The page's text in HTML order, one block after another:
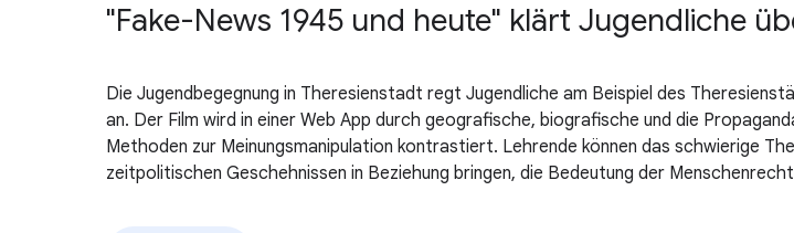
"Fake-News 1945 und heute" klärt Jugendliche
Die Jugendbegegnung in Theresienstadt regt Jugendliche am Beispiel des
an. Der Film wird in einer Web App durch geografische, biografische und die
Methoden zur Meinungsmanipulation kontrastiert. Lehrende können das schwierige
zeitpolitischen Geschehnissen in Beziehung bringen, die Bedeutung der